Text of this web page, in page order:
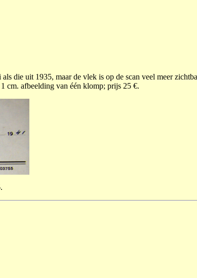
die uit 1935, maar de vlek is op de scan veel meer
cm. afbeelding van één klomp; prijs 25 €.